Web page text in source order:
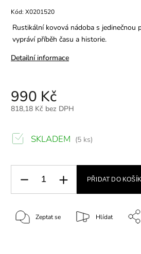
Kód: X0201520
Rustikální kovová nádoba s jedinečnou
vypráví příběh času a historie.
Detailní informace
990 Kč
818,18 Kč bez DPH
SKLADEM (5 ks)
PŘIDAT DO
Zeptat se Hlídat